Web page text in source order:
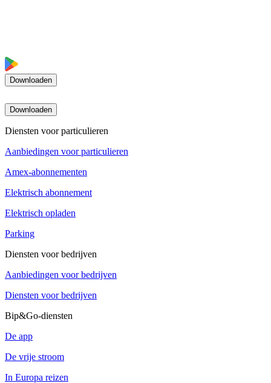
Downloaden
Downloaden
Diensten voor particulieren
Aanbiedingen voor particulieren
Amex-abonnementen
Elektrisch abonnement
Elektrisch opladen
Parking
Diensten voor bedrijven
Aanbiedingen voor bedrijven
Diensten voor bedrijven
Bip&Go-diensten
De app
De vrije stroom
In Europa reizen